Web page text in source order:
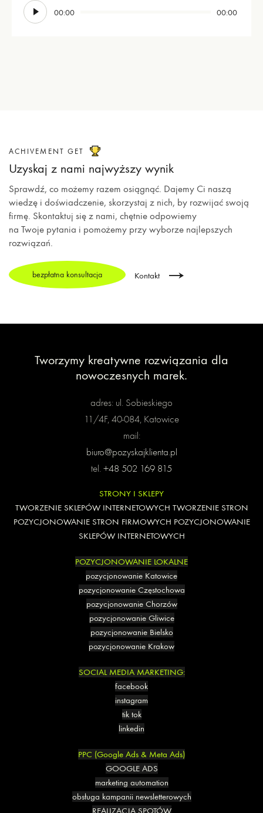
Odtwarzacz
plików
00:00 00:00
ACHIVEMENT GET
Uzyskaj z nami najwyższy wynik
Sprawdź, co możemy razem osiągnąć. Dajemy Ci naszą
wiedzę i doświadczenie, skorzystaj z nich, by rozwijać swoją
firmę. Skontaktuj się z nami, chętnie odpowiemy
na Twoje pytania i pomożemy przy wyborze najlepszych
rozwiązań.
bezpłatna konsultacja Kontakt
Tworzymy kreatywne rozwiązania dla
nowoczesnych marek.
adres: ul. Sobieskiego
11/4F, 40-084, Katowice
mail:
biuro@pozyskajklienta.pl
tel. +48 502 169 815
STRONY I SKLEPY
TWORZENIE SKLEPÓW INTERNETOWYCH TWORZENIE STRON
POZYCJONOWANIE STRON FIRMOWYCH POZYCJONOWANIE
SKLEPÓW INTERNETOWYCH
POZYCJONOWANIE LOKALNE
pozycjonowanie Katowice
pozycjonowanie Częstochowa
pozycjonowanie Chorzów
pozycjonowanie Gliwice
pozycjonowanie Bielsko
pozycjonowanie Krakow
SOCIAL MEDIA MARKETING:
facebook
instagram
tik tok
linkedin
PPC (Google Ads & Meta Ads)
GOOGLE ADS
marketing automation
obsługa kampanii newsletterowych
REALIZACJA SPOTÓW